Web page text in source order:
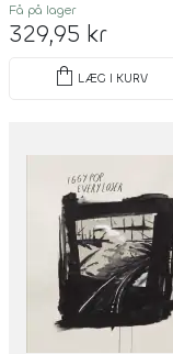
Få på lager
329,95 kr
shopping_bag LÆG I KURV